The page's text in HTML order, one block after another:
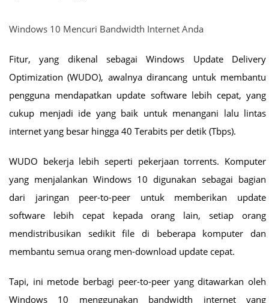
Windows 10 Mencuri Bandwidth Internet Anda
Fitur, yang dikenal sebagai Windows Update Delivery
Optimization (WUDO), awalnya dirancang untuk membantu
pengguna mendapatkan update software lebih cepat, yang
cukup menjadi ide yang baik untuk menangani lalu lintas
internet yang besar hingga 40 Terabits per detik (Tbps).
WUDO bekerja lebih seperti pekerjaan torrents. Komputer
yang menjalankan Windows 10 digunakan sebagai bagian
dari jaringan peer-to-peer untuk memberikan update
software lebih cepat kepada orang lain, setiap orang
mendistribusikan sedikit file di beberapa komputer dan
membantu semua orang men-download update cepat.
Tapi, ini metode berbagi peer-to-peer yang ditawarkan oleh
Windows 10 menggunakan bandwidth internet yang